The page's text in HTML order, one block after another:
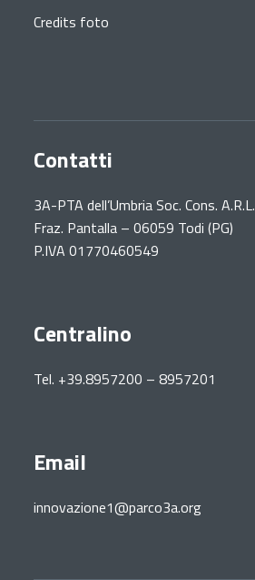
Credits foto
Contatti
3A-PTA dell’Umbria Soc. Cons. A.R.L.
Fraz. Pantalla – 06059 Todi (PG)
P.IVA 01770460549
Centralino
Tel. +39.8957200 – 8957201
Email
innovazione1@parco3a.org